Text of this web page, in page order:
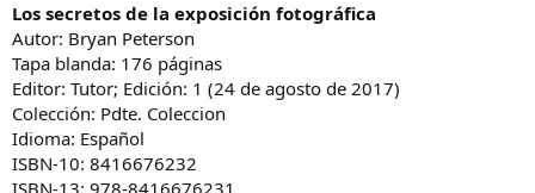
Los secretos de la exposición fotográfica
Autor: Bryan Peterson
Tapa blanda: 176 páginas
Editor: Tutor; Edición: 1 (24 de agosto de 2017)
Colección: Pdte. Coleccion
Idioma: Español
ISBN-10: 8416676232
ISBN-13: 978-8416676231